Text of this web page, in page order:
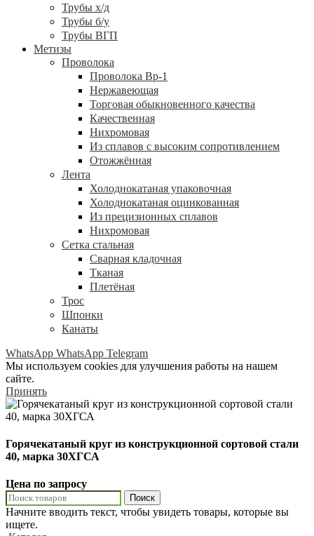
Трубы х/д
Трубы б/у
Трубы ВГП
Метизы
Проволока
Проволока Вр-1
Нержавеющая
Торговая обыкновенного качества
Качественная
Нихромовая
Из сплавов с высоким сопротивлением
Отожжённая
Лента
Холоднокатаная упаковочная
Холоднокатаная оцинкованная
Из прецизионных сплавов
Нихромовая
Сетка стальная
Сварная кладочная
Тканая
Плетёная
Трос
Шпонки
Канаты
WhatsApp WhatsApp Telegram
Мы используем cookies для улучшения работы на нашем
сайте.
Принять
Горячекатаный круг из конструкционной сортовой стали
40, марка 30ХГСА
Цена по запросу
Поиск
Начните вводить текст, чтобы увидеть товары, которые вы
ищете.